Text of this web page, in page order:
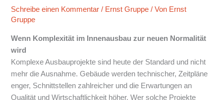
Schreibe einen Kommentar / Ernst Gruppe / Von Ernst
Gruppe
Wenn Komplexität im Innenausbau zur neuen Normalität
wird
Komplexe Ausbauprojekte sind heute der Standard und nicht
mehr die Ausnahme. Gebäude werden technischer, Zeitpläne
enger, Schnittstellen zahlreicher und die Erwartungen an
Qualität und Wirtschaftlichkeit höher. Wer solche Projekte